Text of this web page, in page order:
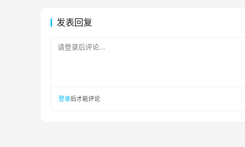
发表回复
请登录后评论...
登录后才能评论